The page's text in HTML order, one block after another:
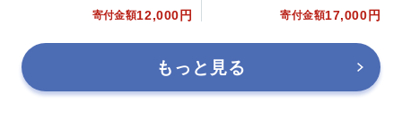
＞製法で本格的な飲みごた
え。糖質の気になる方にも嬉
しい商品です。
寄付金額12,000円 寄付金額17,000円
もっと見る